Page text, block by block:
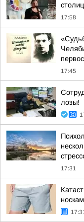
17:58
17:45
лозы!
17:31